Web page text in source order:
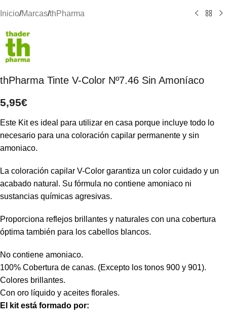
Inicio/Marcas/thPharma
thPharma Tinte V-Color Nº7.46 Sin Amoníaco
5,95€
Este Kit es ideal para utilizar en casa porque incluye todo lo
necesario para una coloración capilar permanente y sin
amoniaco.
La coloración capilar V-Color garantiza un color cuidado y un
acabado natural. Su fórmula no contiene amoniaco ni
sustancias químicas agresivas.
Proporciona reflejos brillantes y naturales con una cobertura
óptima también para los cabellos blancos.
No contiene amoniaco.
100% Cobertura de canas. (Excepto los tonos 900 y 901).
Colores brillantes.
Con oro líquido y aceites florales.
El kit está formado por: